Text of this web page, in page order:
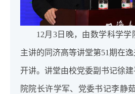
12月3日晚，由数学科学
主讲的同济高等讲堂第51期在
开讲。讲堂由校党委副书记徐
院院长许学军、党委书记李静